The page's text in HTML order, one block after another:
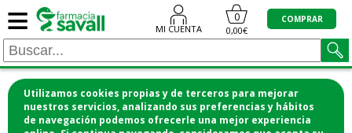
Utilizamos cookies propias y de terceros para mejorar
nuestros servicios, analizando sus preferencias y hábitos
de navegación podemos ofrecerle una mejor experiencia
≡ MI CUENTA
0
0,00€
COMPRAR
¡COMPRA CÓMODAMENTE DESDE CASA Y RECOGE
EN LA FARMACIA!